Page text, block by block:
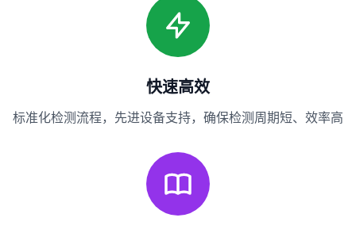
快速高效
标准化检测流程，先进设备支持，确保检测周期短、效率高